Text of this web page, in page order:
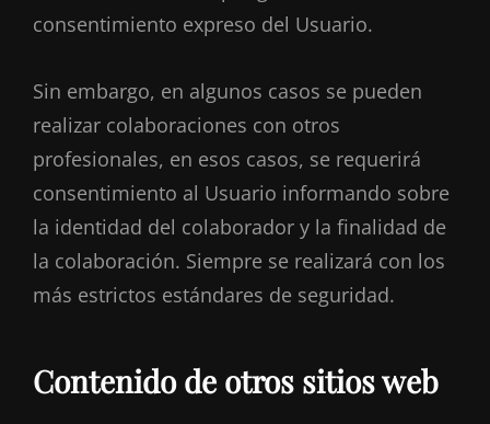
consentimiento expreso del Usuario.
Sin embargo, en algunos casos se pueden
realizar colaboraciones con otros
profesionales, en esos casos, se requerirá
consentimiento al Usuario informando sobre
la identidad del colaborador y la finalidad de
la colaboración. Siempre se realizará con los
más estrictos estándares de seguridad.
Contenido de otros sitios web